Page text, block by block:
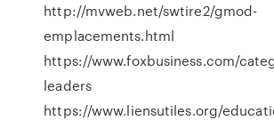
http://mvweb.net/swtire2/gmod-
emplacements.html
https://www.foxbusiness.com/
leaders
https://www.liensutiles.org/